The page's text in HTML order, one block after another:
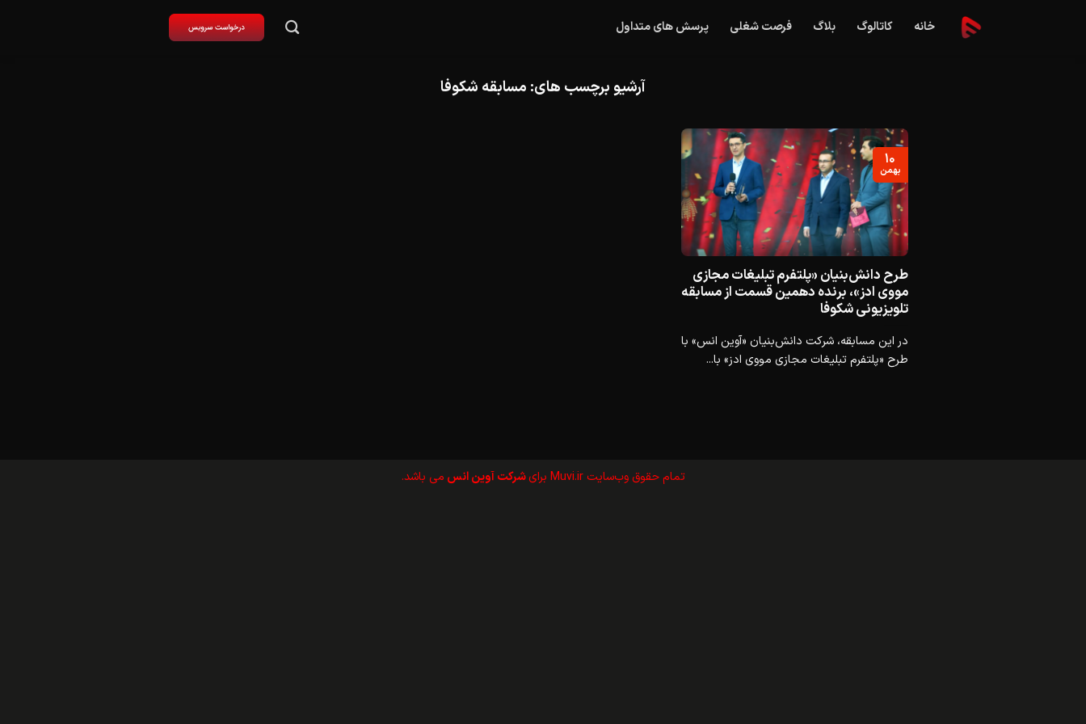
خانه کاتالوگ بلاگ فرصت شغلی پرسش های متداول
آرشیو برچسب های: مسابقه شکوفا
طرح دانش‌بنیان «پلتفرم تبلیغات مجازی
مووی ادز»، برنده دهمین قسمت از مسابقه
تلویزیونی شکوفا
در این مسابقه، شرکت دانش‌بنیان «آوین انس» با
طرح «پلتفرم تبلیغات مجازی مووی ادز» با...
۱۰
بهمن
تمام حقوق وب‌سايت Muvi.ir برای شرکت آوین انس می باشد.